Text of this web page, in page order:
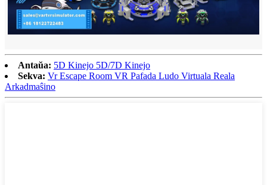
Antaŭa: 5D Kinejo 5D/7D Kinejo
Sekva: Vr Escape Room VR Pafada Ludo Virtuala Reala
Arkadmaŝino